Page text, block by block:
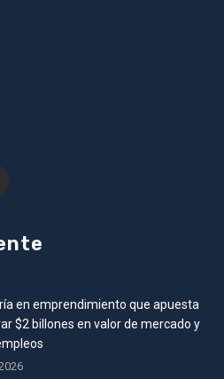
en emprendimiento que apuesta
$2 billones en valor de mercado y